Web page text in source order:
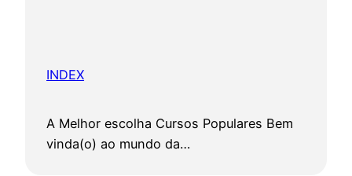
INDEX
A Melhor escolha Cursos Populares Bem
vinda(o) ao mundo da…